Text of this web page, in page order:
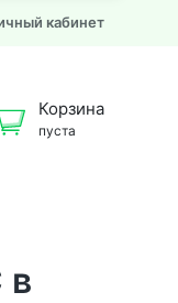
кабинет
Корзина
пуста
в